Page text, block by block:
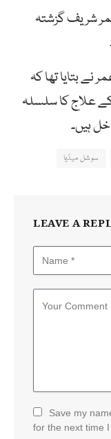
شریف گزشتہ
نے بتایا تھا کہ
کے علاج کا سلسلہ
ہیں۔
سوشل میڈیا
LEAVE A
Save my
for the next time I